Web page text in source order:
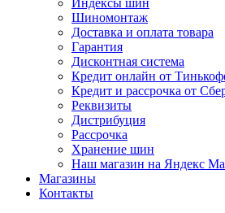
Индексы шин
Шиномонтаж
Доставка и оплата товара
Гарантия
Дисконтная система
Кредит онлайн от
Кредит и рассрочка от
Реквизиты
Дистрибуция
Рассрочка
Хранение шин
Наш магазин на Яндекс
Магазины
Контакты